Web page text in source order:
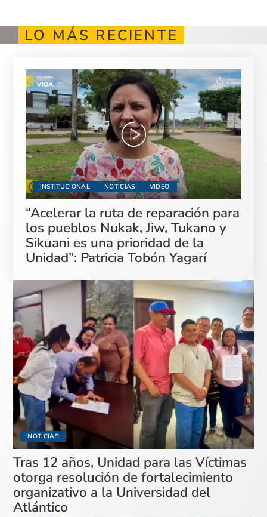
LO MÁS RECIENTE
INSTITUCIONAL NOTICIAS VIDEO
“Acelerar la ruta de reparación para
los pueblos Nukak, Jiw, Tukano y
Sikuani es una prioridad de la
Unidad”: Patricia Tobón Yagarí
NOTICIAS
Tras 12 años, Unidad para las Víctimas
otorga resolución de fortalecimiento
organizativo a la Universidad del
Atlántico